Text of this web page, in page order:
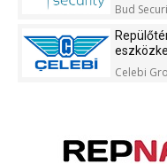
Bud
Celebi